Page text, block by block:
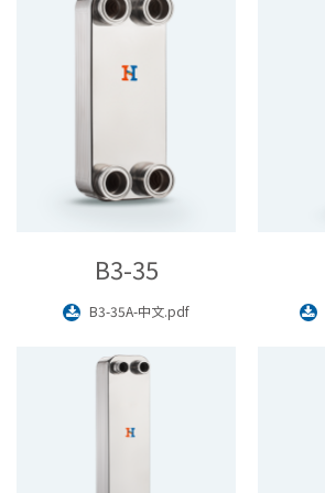
B3-35
B3-35A-中文.pdf